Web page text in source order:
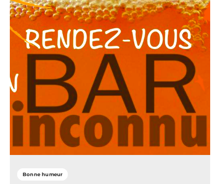
Bonne humeur